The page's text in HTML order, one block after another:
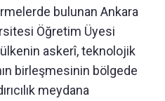
bulunan Ankara
Öğretim Üyesi
askerî, teknolojik
birleşmesinin bölgede
meydana